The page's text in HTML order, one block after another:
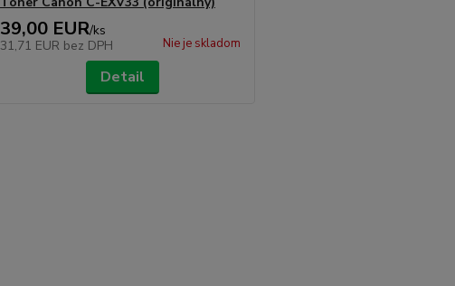
39,00 EUR/ks
31,71 EUR bez DPH Nie je skladom
Detail